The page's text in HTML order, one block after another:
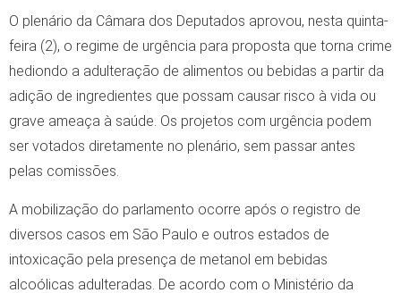
O plenário da Câmara dos Deputados aprovou, nesta quinta-
feira (2), o regime de urgência para proposta que torna crime
hediondo a adulteração de alimentos ou bebidas a partir da
adição de ingredientes que possam causar risco à vida ou
grave ameaça à saúde. Os projetos com urgência podem
ser votados diretamente no plenário, sem passar antes
pelas comissões.
A mobilização do parlamento ocorre após o registro de
diversos casos em São Paulo e outros estados de
intoxicação pela presença de metanol em bebidas
alcoólicas adulteradas. De acordo com o Ministério da